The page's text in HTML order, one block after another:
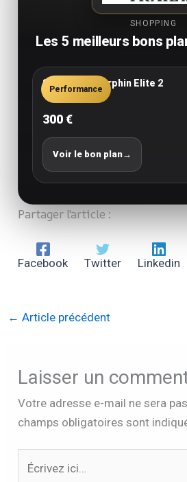
SHOPPING
Les 5 meilleurs bons
Performance
Saucony Endorphin Elite 2
300 €
Voir le bon plan→
Partager l'article :
Facebook Twitter Linkedin
← Article précédent
Laisser un
Votre adresse e-mail ne sera
champs obligatoires sont